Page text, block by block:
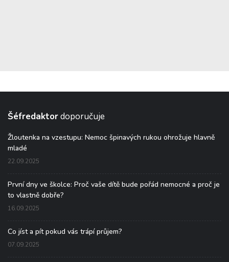
Šéfredaktordoporučuje
Žloutenka na vzestupu: Nemoc špinavých rukou ohrožuje hlavně
mladé
22.09.2025
První dny ve školce: Proč vaše dítě bude pořád nemocné a proč je
to vlastně dobře?
16.09.2025
Co jíst a pít pokud vás trápí průjem?
07.09.2025